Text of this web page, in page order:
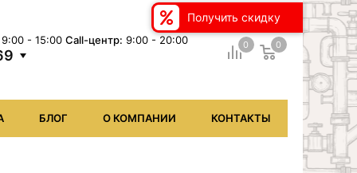
- 15:00 Сall-центр: 9:00 - 20:00
БЛОГ О КОМПАНИИ КОНТАКТЫ
0 0
Получить скидку